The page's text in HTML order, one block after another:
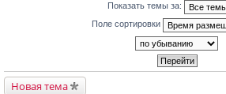
Показать темы за:
Поле сортировки
Новая тема